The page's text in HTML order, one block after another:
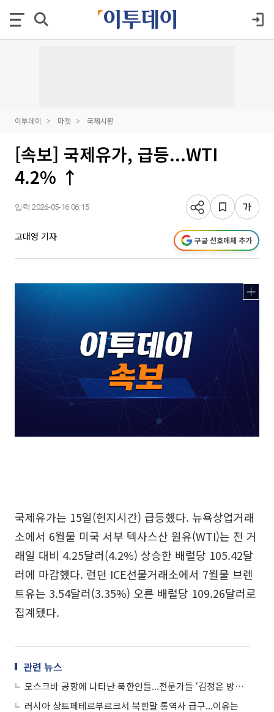
이투데이 마켓 국제시황
[속보] 국제유가, 급등...WTI
4.2% ↑
입력 2026-05-16 06:15
고대영 기자 구글 선호매체 추가
국제유가는 15일(현지시간) 급등했다. 뉴욕상업거래
소에서 6월물 미국 서부 텍사스산 원유(WTI)는 전 거
래일 대비 4.25달러(4.2%) 상승한 배럴당 105.42달
러에 마감했다. 런던 ICE선물거래소에서 7월물 브렌
트유는 3.54달러(3.35%) 오른 배럴당 109.26달러로
집계됐다.
관련 뉴스
모스크바 공항에 나타난 북한인들...전문가들 ‘김정은 방러·외화벌이’ 의견분분
러시아 상트페테르부르크서 북한말 통역사 급구...이유는